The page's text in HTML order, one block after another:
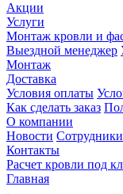
Акции
Услуги
Монтаж кровли и
Выездной менеджер
Монтаж
Доставка
Условия оплаты
Как сделать заказ
О компании
Новости Сотрудники
Контакты
Расчет кровли под
Главная